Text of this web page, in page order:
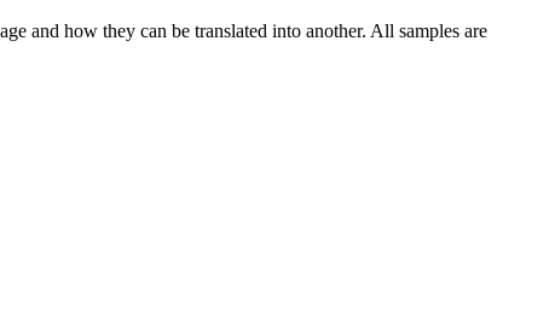
and how they can be translated into another. All samples are